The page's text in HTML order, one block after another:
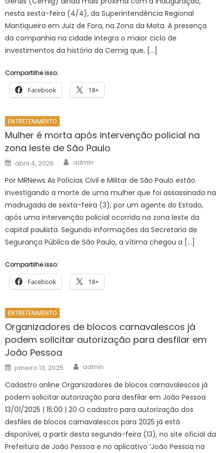
nesta sexta-feira (4/4), da Superintendência Regional
Mantiqueira em Juiz de Fora, na Zona da Mata. A presença
da companhia na cidade integra o maior ciclo de
investimentos da história da Cemig que, […]
Compartilhe isso:
Facebook 18+
ENTRETENIMENTO
Mulher é morta após intervenção policial na
zona leste de São Paulo
Posted
on
abril 4, 2026 Author
admin
Por MRNews As Polícias Civil e Militar de São Paulo estão
investigando a morte de uma mulher que foi assassinada na
madrugada de sexta-feira (3), por um agente do Estado,
após uma intervenção policial ocorrida na zona leste da
capital paulista. Segundo informações da Secretaria de
Segurança Pública de São Paulo, a vítima chegou a […]
Compartilhe isso:
Facebook 18+
ENTRETENIMENTO
Organizadores de blocos carnavalescos já
podem solicitar autorização para desfilar em
João Pessoa
Posted
on
janeiro 13, 2025 Author
admin
Cadastro online Organizadores de blocos carnavalescos já
podem solicitar autorização para desfilar em João Pessoa
13/01/2025 | 15:00 | 20 O cadastro para autorização dos
desfiles de blocos carnavalescos para 2025 já está
disponível, a partir desta segunda-feira (13), no site oficial da
Prefeitura de João Pessoa e no aplicativo ‘João Pessoa na